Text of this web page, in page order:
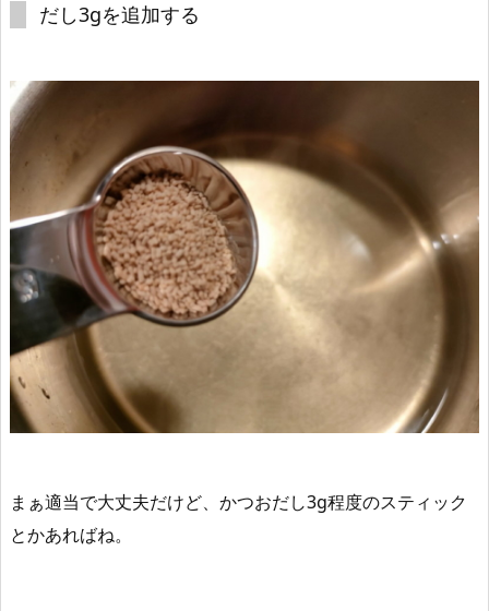
だし3gを追加する
まぁ適当で大丈夫だけど、かつおだし3g程度のスティック
とかあればね。